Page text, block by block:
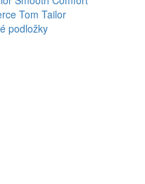
Tom Tailor
podložky